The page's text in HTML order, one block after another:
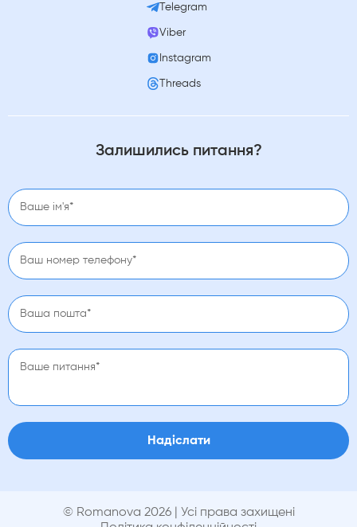
Telegram
Viber
Instagram
Threads
Залишились питання?
Надіслати
© Romanova 2026 | Усі права захищені